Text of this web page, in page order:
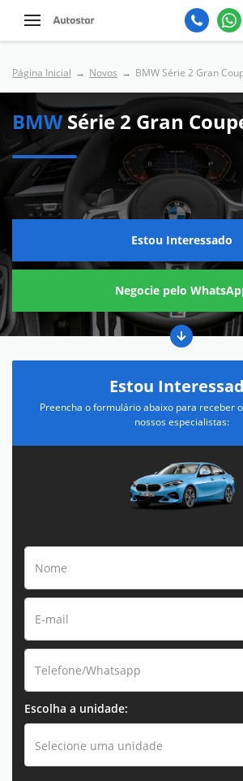
Página Inicial Novos BMW Série 2 Gran
BMWSérie 2 Gran
Estou Interessado
Negocie pelo
Estou
Preencha o formulário abaixo para receber
nossos especialistas:
Escolha a unidade:
Selecione uma unidade